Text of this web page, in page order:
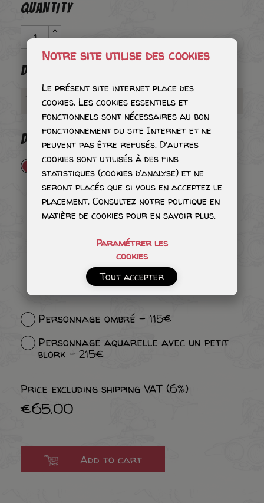
QUANTITY
DEDICATION
DEDICATION
Tête avec quelques ombres - 65€
Personnage ombré - 115€
Personnage aquarelle avec un petit
blork - 215€
Price excluding shipping VAT (6%)
€65.00
Add to cart
Notre site utilise des cookies
Le présent site internet place des
cookies. Les cookies essentiels et
fonctionnels sont nécessaires au bon
fonctionnement du site Internet et ne
peuvent pas être refusés. D’autres
cookies sont utilisés à des fins
statistiques (cookies d’analyse) et ne
seront placés que si vous en acceptez le
placement. Consultez notre politique en
matière de cookies pour en savoir plus.
Paramétrer les
cookies
Tout accepter